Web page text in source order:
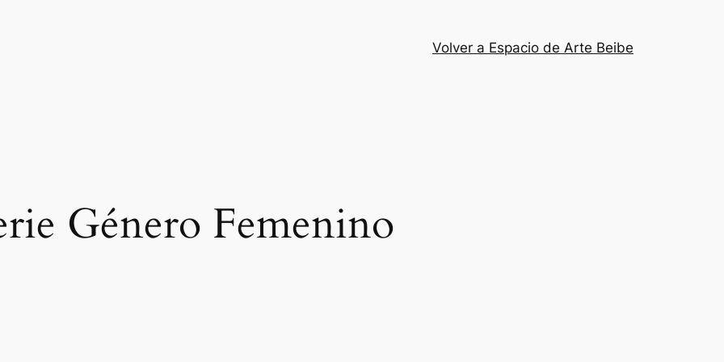
Volver a Espacio de Arte Beibe
Género Femenino